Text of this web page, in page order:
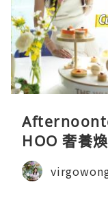
HOO 奢養